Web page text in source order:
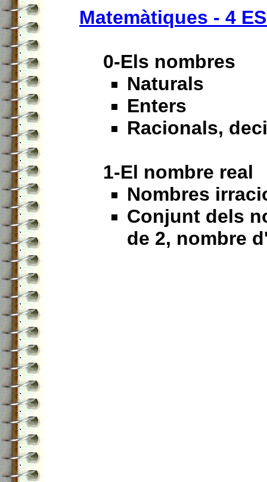
Matemàtiques - 4
0-Els nombres
Naturals
Enters
Racionals,
1-El nombre real
Nombres
Conjunt dels
de 2, nombre